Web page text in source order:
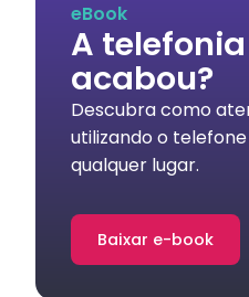
eBook
A
acabou?
Descubra como
utilizando o
qualquer lugar.
Baixar e-book